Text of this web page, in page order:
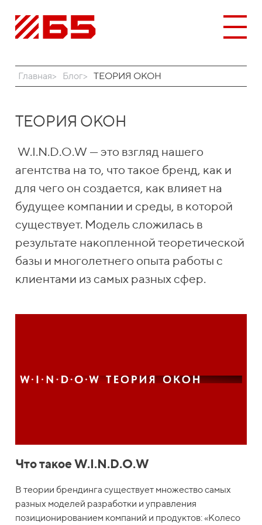
Главная Блог ТЕОРИЯ ОКОН
ТЕОРИЯ ОКОН
W.I.N.D.O.W — это взгляд нашего
агентства на то, что такое бренд, как и
для чего он создается, как влияет на
будущее компании и среды, в которой
существует. Модель сложилась в
результате накопленной теоретической
базы и многолетнего опыта работы с
клиентами из самых разных сфер.
Что такое W.I.N.D.O.W
В теории брендинга существует множество самых
разных моделей разработки и управления
позиционированием компаний и продуктов: «Колесо